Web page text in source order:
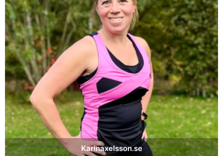
Karinaxelsson.se